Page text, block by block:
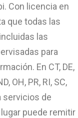
Con licencia en
que todas las
las
para
En CT, DE,
OH, PR, RI, SC,
servicios de
puede remitir